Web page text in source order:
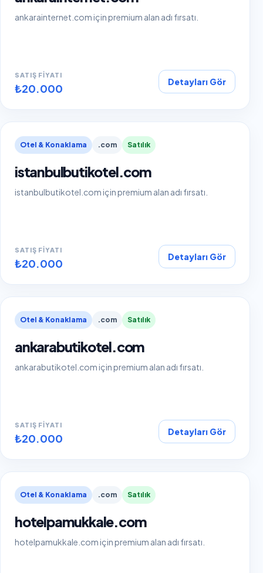
ankarainternet.com için premium alan adı fırsatı.
SATIŞ FIYATI
₺20.000 Detayları Gör
Otel & Konaklama .com Satılık
istanbulbutikotel.com
istanbulbutikotel.com için premium alan adı fırsatı.
SATIŞ FIYATI
₺20.000 Detayları Gör
Otel & Konaklama .com Satılık
ankarabutikotel.com
ankarabutikotel.com için premium alan adı fırsatı.
SATIŞ FIYATI
₺20.000 Detayları Gör
Otel & Konaklama .com Satılık
hotelpamukkale.com
hotelpamukkale.com için premium alan adı fırsatı.